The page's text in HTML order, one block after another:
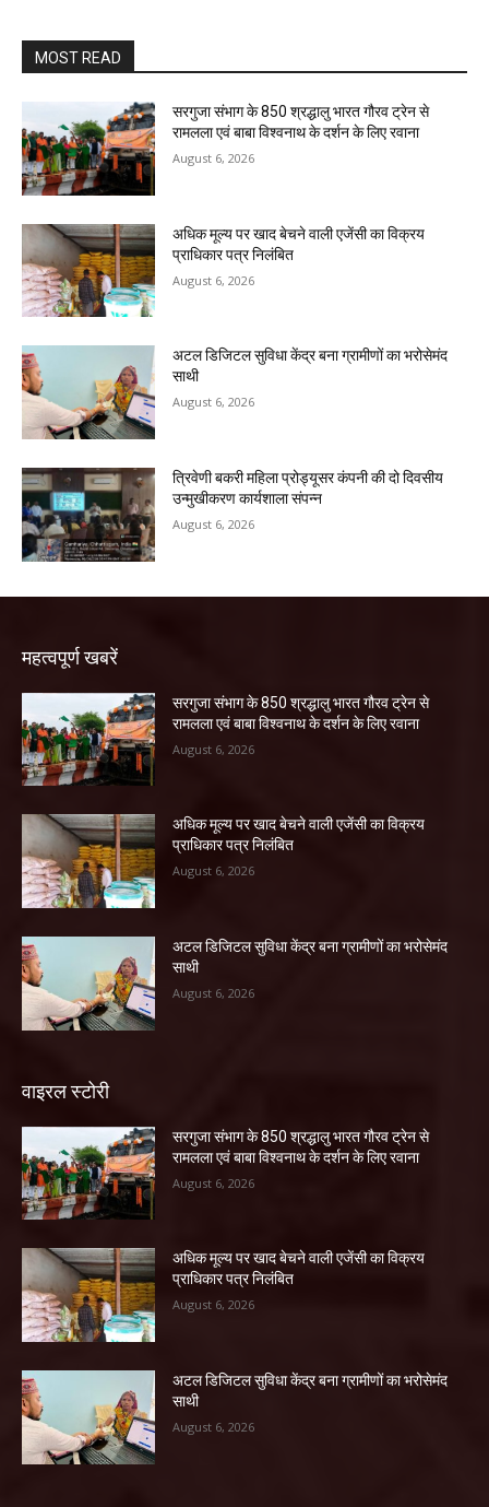
MOST READ
सरगुजा संभाग के 850 श्रद्धालु भारत गौरव ट्रेन से
रामलला एवं बाबा विश्वनाथ के दर्शन के लिए रवाना
August 6, 2026
अधिक मूल्य पर खाद बेचने वाली एजेंसी का विक्रय
प्राधिकार पत्र निलंबित
August 6, 2026
अटल डिजिटल सुविधा केंद्र बना ग्रामीणों का भरोसेमंद
साथी
August 6, 2026
त्रिवेणी बकरी महिला प्रोड्यूसर कंपनी की दो दिवसीय
उन्मुखीकरण कार्यशाला संपन्न
August 6, 2026
महत्वपूर्ण खबरें
सरगुजा संभाग के 850 श्रद्धालु भारत गौरव ट्रेन से
रामलला एवं बाबा विश्वनाथ के दर्शन के लिए रवाना
August 6, 2026
अधिक मूल्य पर खाद बेचने वाली एजेंसी का विक्रय
प्राधिकार पत्र निलंबित
August 6, 2026
अटल डिजिटल सुविधा केंद्र बना ग्रामीणों का भरोसेमंद
साथी
August 6, 2026
वाइरल स्टोरी
सरगुजा संभाग के 850 श्रद्धालु भारत गौरव ट्रेन से
रामलला एवं बाबा विश्वनाथ के दर्शन के लिए रवाना
August 6, 2026
अधिक मूल्य पर खाद बेचने वाली एजेंसी का विक्रय
प्राधिकार पत्र निलंबित
August 6, 2026
अटल डिजिटल सुविधा केंद्र बना ग्रामीणों का भरोसेमंद
साथी
August 6, 2026